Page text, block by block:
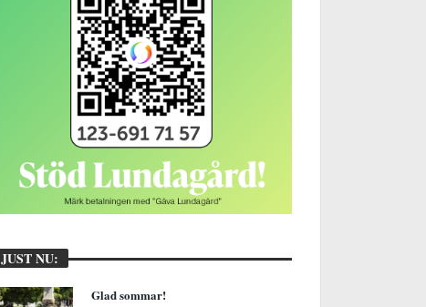
JUST NU:
Glad sommar!